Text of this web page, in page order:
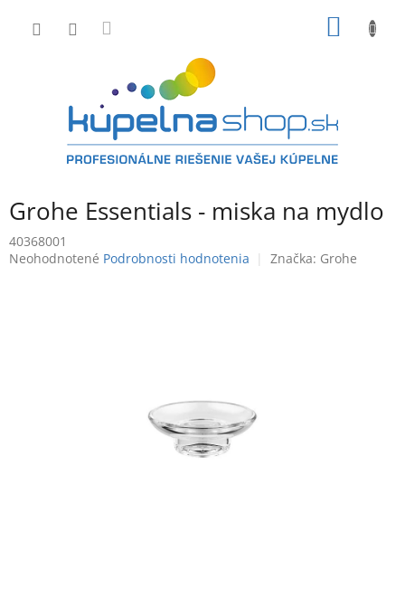
Grohe Essentials - miska na mydlo
40368001
Priemerné
Neohodnotené Podrobnosti hodnotenia Značka: Grohe